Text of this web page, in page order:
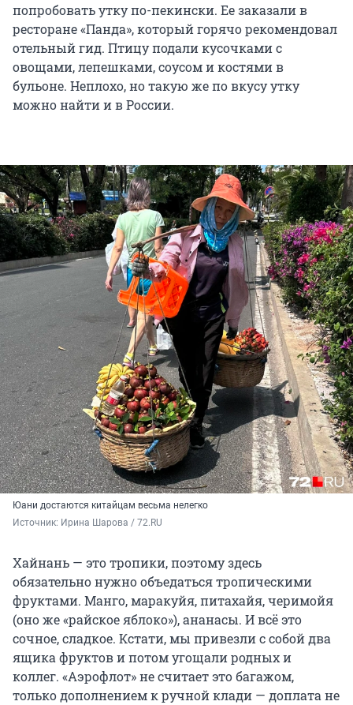
попробовать утку по-пекински. Ее заказали в
ресторане «Панда», который горячо рекомендовал
отельный гид. Птицу подали кусочками с
овощами, лепешками, соусом и костями в
бульоне. Неплохо, но такую же по вкусу утку
можно найти и в России.
Юани достаются китайцам весьма нелегко
Источник: Ирина Шарова / 72.RU
Хайнань — это тропики, поэтому здесь
обязательно нужно объедаться тропическими
фруктами. Манго, маракуйя, питахайя, черимойя
(оно же «райское яблоко»), ананасы. И всё это
сочное, сладкое. Кстати, мы привезли с собой два
ящика фруктов и потом угощали родных и
коллег. «Аэрофлот» не считает это багажом,
только дополнением к ручной клади — доплата не